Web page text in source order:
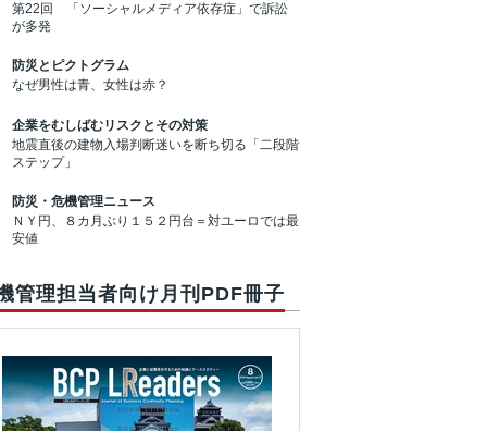
第22回 「ソーシャルメディア依存症」で訴訟
が多発
防災とピクトグラム
なぜ男性は青、女性は赤？
企業をむしばむリスクとその対策
地震直後の建物入場判断迷いを断ち切る「二段階
ステップ」
防災・危機管理ニュース
ＮＹ円、８カ月ぶり１５２円台＝対ユーロでは最
安値
管理担当者向け月刊PDF冊子